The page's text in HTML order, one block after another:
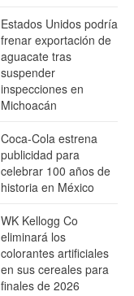
Estados Unidos podría
frenar exportación de
aguacate tras
suspender
inspecciones en
Michoacán
Coca-Cola estrena
publicidad para
celebrar 100 años de
historia en México
WK Kellogg Co
eliminará los
colorantes artificiales
en sus cereales para
finales de 2026